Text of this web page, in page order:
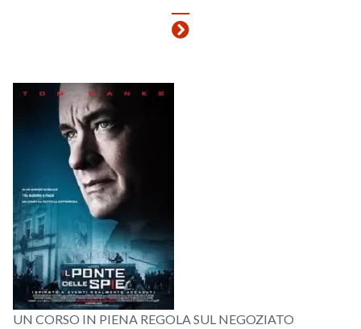
UN CORSO IN PIENA REGOLA SUL NEGOZIATO